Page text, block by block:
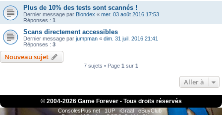
Plus de 10% des tests sont scannés !
Dernier message par Blondex « mer. 03 août 2016 17:53
Réponses : 1
Scans directement accessibles
Dernier message par jumpman « dim. 31 juil. 2016 21:41
Réponses : 3
Nouveau sujet
7 sujets • Page 1 sur 1
Aller à
© 2004-2026 Game Forever - Tous droits réservés
ConsolesPlus.net 1UP iGraal
eBuyClub